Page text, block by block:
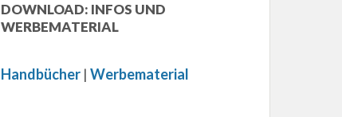
DOWNLOAD: INFOS UND
WERBEMATERIAL
Handbücher |Werbematerial